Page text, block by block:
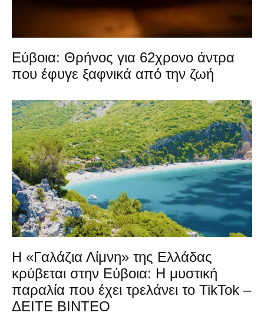
Εύβοια: Θρήνος για 62χρονο άντρα
που έφυγε ξαφνικά από την ζωή
Η «Γαλάζια Λίμνη» της Ελλάδας
κρύβεται στην Εύβοια: Η μυστική
παραλία που έχει τρελάνει το TikTok –
ΔΕΙΤΕ ΒΙΝΤΕΟ